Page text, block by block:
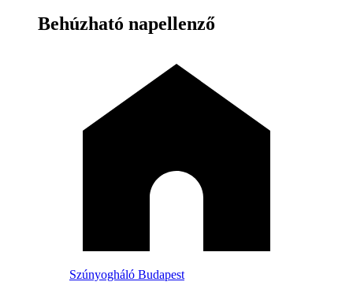
Behúzható napellenző
Szúnyogháló Budapest